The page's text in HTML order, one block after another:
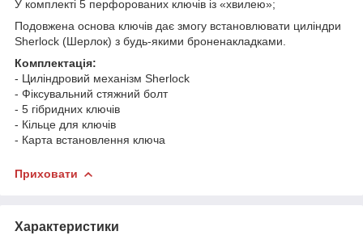
У комплекті 5 перфорованих ключів із «хвилею»;
Подовжена основа ключів дає змогу встановлювати циліндри
Sherlock (Шерлок) з будь-якими броненакладками.
Комплектація:
- Циліндровий механізм Sherlock
- Фіксувальний стяжний болт
- 5 гібридних ключів
- Кільце для ключів
- Карта встановлення ключа
Приховати
Характеристики